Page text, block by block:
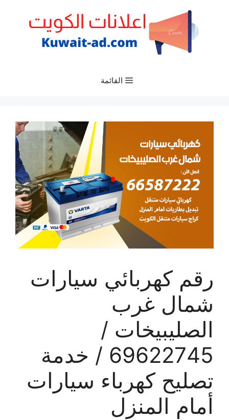
القائمة
رقم كهربائي سيارات
شمال غرب
الصليبيخات /
69622745 / خدمة
تصليح كهرباء سيارات
أمام المنزل